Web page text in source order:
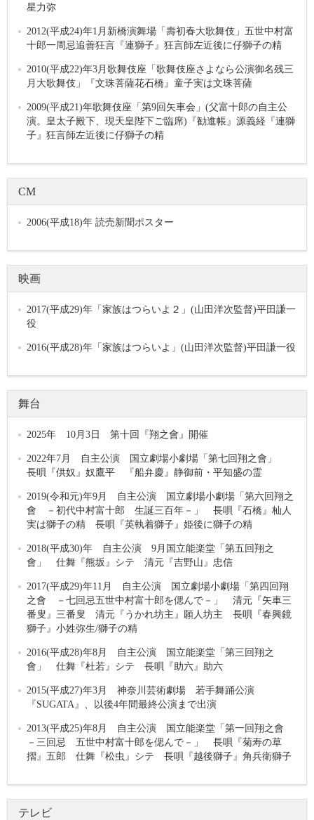
星力弥
2012(平成24)年1月新橋演舞場「壽初春大歌舞伎」五世中村富
十郎一周忌追善狂言『連獅子』狂言師左近後に仔獅子の精
2010(平成22)年3月歌舞伎座「歌舞伎座さよなら公演御名残三
月大歌舞伎」『文珠菩薩花石橋』童子実は文珠菩薩
2009(平成21)年歌舞伎座「第9回矢車会」(父富十郎の自主公
演。皇太子殿下、現天皇陛下ご臨席)『勧進帳』源義経『連獅
子』狂言師左近後に仔獅子の精
CM
2006(平成18)年 読売新聞ポスター
映画
2017(平成29)年「家族はつらいよ２」(山田洋次監督)平田謙一
役
2016(平成28)年「家族はつらいよ」(山田洋次監督)平田謙一役
舞台
2025年 10月3日 第十回『翔之會』開催
2022年7月 自主公演 国立劇場小劇場「第七回翔之會」
長唄『供奴』奴鷹平 『船弁慶』静御前・平知盛の霊
2019(令和元)年9月 自主公演 国立劇場小劇場「第六回翔之
會 －初代中村富十郎 生誕三百年－」 長唄『石橋』杣人
実は獅子の精 長唄『英執着獅子』姫後に獅子の精
2018(平成30)年 自主公演 9月国立能楽堂「第五回翔之
會」 仕舞『熊坂』シテ 清元『吉野山』忠信
2017(平成29)年11月 自主公演 国立劇場小劇場「第四回翔
之會 －七回忌五世中村富十郎を偲んで－」 清元『矢車三
番叟』三番叟 清元『うかれ坊主』願人坊主 長唄『春興鏡
獅子』小姓弥生/獅子の精
2016(平成28)年8月 自主公演 国立能楽堂「第三回翔之
會」 仕舞『杜若』シテ 長唄『助六』助六
2015(平成27)年3月 神奈川芸術劇場 若手舞踊公演
『SUGATA』、以後4年間最終公演まで出演
2013(平成25)年8月 自主公演 国立能楽堂「第一回翔之會
－三回忌 五世中村富十郎を偲んで－」 長唄『菊寿の草
摺』五郎 仕舞『松虫』シテ 長唄『越後獅子』角兵衛獅子
テレビ